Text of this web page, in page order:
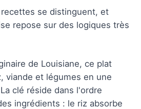
se distinguent, et
repose sur des logiques très
de Louisiane, ce plat
viande et légumes en une
clé réside dans l'ordre
ingrédients : le riz absorbe